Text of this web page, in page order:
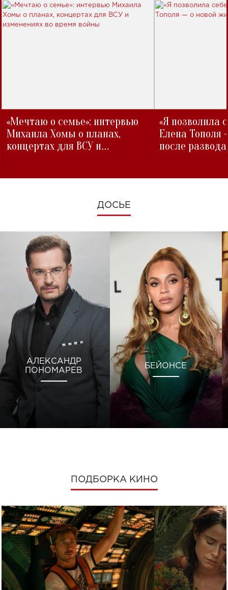
«Мечтаю о семье»: интервью
Михаила Хомы о планах,
концертах для ВСУ и
«Я позволила
Елена Тополя
после развода
ДОСЬЕ
АЛЕКСАНДР
ПОНОМАРЕВ
БЕЙОНСЕ
ПОДБОРКА КИНО